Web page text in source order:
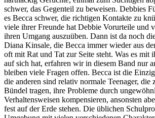
schwer, das Gegenteil zu beweisen. Debbies
es Becca schwer, die richtigen Kontakte zu
viele ihrer Freunde hat Debbie Vorurteile und
ihren Umgang auszuüben. Dann ist da noch
Diana Kinsale, die Becca immer wieder aus
oft mit Rat und Tat zur Seite steht. Was es mit
auf sich hat, erfahren wir in diesem Band nur
bleiben viele Fragen offen. Becca ist die
die anderen sind relativ normale Teenager, die
Bündel tragen, ihre Probleme durch
Verhaltensweisen kompensieren, ansonsten
fest auf der Erde stehen. Die üblichen